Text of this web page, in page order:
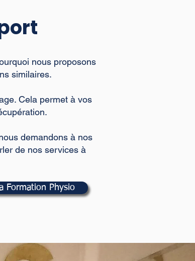
nous proposons
similaires.
Cela permet à vos
demandons à nos
de nos services à
Formation Physio